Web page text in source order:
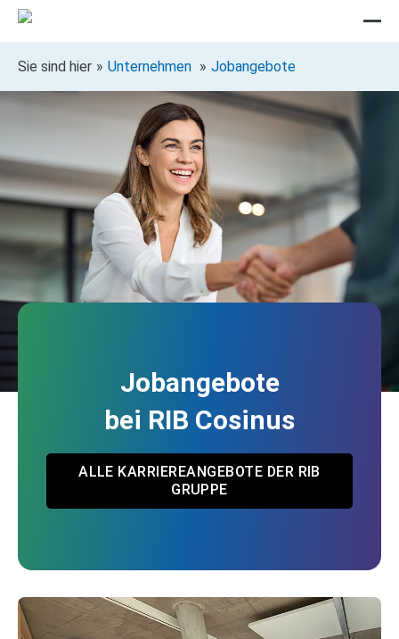
Sie sind hier Unternehmen Jobangebote
Jobangebote
bei RIB Cosinus
ALLE KARRIEREANGEBOTE DER RIB
GRUPPE